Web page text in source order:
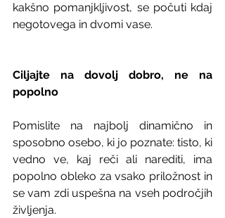
kakšno pomanjkljivost, se počuti kdaj
negotovega in dvomi vase.
Ciljajte na dovolj dobro, ne na
popolno
Pomislite na najbolj dinamično in
sposobno osebo, ki jo poznate: tisto, ki
vedno ve, kaj reči ali narediti, ima
popolno obleko za vsako priložnost in
se vam zdi uspešna na vseh področjih
življenja.